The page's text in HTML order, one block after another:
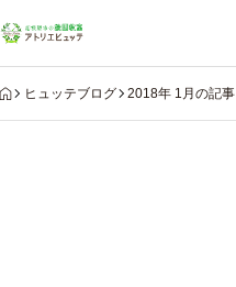
HOME
ヒュッテブログ 2018年 1月の記事